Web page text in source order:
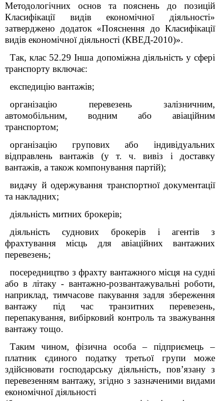
Методологічних основ та пояснень до позицій
Класифікації видів економічної діяльності»
затверджено додаток «Пояснення до Класифікації
видів економічної діяльності (КВЕД-2010)».
Так, клас 52.29 Інша допоміжна діяльність у сфері
транспорту включає:
експедицію вантажів;
організацію перевезень залізничним,
автомобільним, водним або авіаційним
транспортом;
організацію групових або індивідуальних
відправлень вантажів (у т. ч. вивіз і доставку
вантажів, а також компонування партій);
видачу й одержування транспортної документації
та накладних;
діяльність митних брокерів;
діяльність суднових брокерів і агентів з
фрахтування місць для авіаційних вантажних
перевезень;
посередництво з фрахту вантажного місця на судні
або в літаку - вантажно-розвантажувальні роботи,
наприклад, тимчасове пакування задля збереження
вантажу під час транзитних перевезень,
перепакування, вибірковий контроль та зважування
вантажу тощо.
Таким чином, фізична особа – підприємець –
платник єдиного податку третьої групи може
здійснювати господарську діяльність, пов’язану з
перевезенням вантажу, згідно з зазначеними видами
економічної діяльності